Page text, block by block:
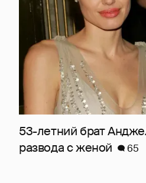
53-летний брат
развода с женой
65